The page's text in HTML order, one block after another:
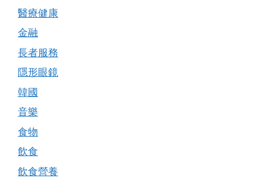
醫療健康
金融
長者服務
隱形眼鏡
韓國
音樂
食物
飲食
飲食營養